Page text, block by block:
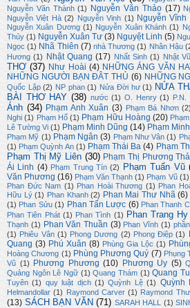
Nguyễn Văn Thành (1) Nguyễn Văn Thảo (17)
Nguyễn Việt Hà (2) Nguyễn Vinh (1) Nguyễn Vĩnh
Nguyễn Xuân Dương (1) Nguyễn Xuân Khánh (1)
Thủy (1) Nguyễn Xuân Tư (3) Nguyệt Linh (5)
Ngọc (1) Nhã Thiên (7) nhà Thương (1) Nhân Hậu
Hương (1) Nhật Quang (17) Nhất Sinh (1) Nhật Vũ
THƠ (37) Như Hoài (4) NHỮNG ÁNG VĂN
NHỮNG NGƯỜI BẠN ĐÂT THỦ (6) NHỮNG
Quốc Lập (2) NP phan (1) Nửa Đời hư (1) NỬA
BÀI THƠ HAY (38) nước (1) O. Henry (1)
Ánh (34) Phạm Anh Xuân (3) Phạm Bá Nhơn (2)
Nghi (1) Phạm Hổ (1) Phạm Hữu Hoàng (20)
Lê Tường Vi (1) Phạm Minh Dũng (14) Phạm
Phạm Mỹ (1) Phạm Ngân (3) Phạm Như Vân (1)
(1) Phạm Quỳnh An (1) Phạm Thái Ba (4) Phạm
Phạm Thị Mỹ Liên (30) Phạm Thị Phương
Ái Linh (4) Phạm Trung Tín (2) Phạm Tuấn Vũ
Văn Phương (16) Phạm Văn Thạnh (1) Phạm Vũ (1)
Phan Đức Nam (1) Phan Hoài Thương (1) Phan
Hữu Lý (1) Phan Khanh (2) Phan Mai Thư Nhã (6)
(1) Phan Sửu (1) Phan Tấn Lược (6) Phan Thanh
Phan Tiên Phát (1) Phan Tình (1) Phan Trang Hy
Thạnh (1) Phan Văn Thuần (3) Phan Vĩnh (1)
(1) Phiêu Vân (1) Phong Dương (2) Phong Điệp (1)
Quang (3) Phú Xuân (8) Phùng Gia Lộc (1)
Hoàng Chương (1) Phùng Phương Quý (7) Phụng
Vũ (1) Phương Phương (10) Phương Uy (5)
Quảng Ngôn Lê Ngữ (1) Quang Thám (1) Quang
Tuyên (1) quy luật dịch (1) Quỳnh Lệ (1) Quỳnh
Helmandollar (1) Raymond Carver (1) Raymond Thư
(13) SÁCH BẠN VĂN (71) SARAH HALL (1)